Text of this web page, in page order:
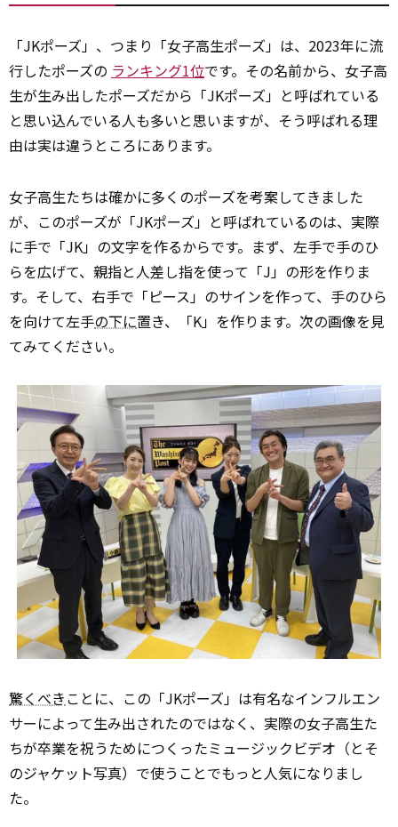
「JKポーズ」、つまり「女子高生ポーズ」は、2023年に流
行したポーズの ランキング1位です。その名前から、女子高
生が生み出したポーズだから「JKポーズ」と呼ばれている
と思い込んでいる人も多いと思いますが、そう呼ばれる理
由は実は違うところにあります。
女子高生たちは確かに多くのポーズを考案してきました
が、このポーズが「JKポーズ」と呼ばれているのは、実際
に手で「JK」の文字を作るからです。まず、左手で手のひ
らを広げて、親指と人差し指を使って「J」の形を作りま
す。そして、右手で「ピース」のサインを作って、手のひら
を向けて左手の下に置き、「K」を作ります。次の画像を見
てみてください。
驚くべきことに、この「JKポーズ」は有名なインフルエン
サーによって生み出されたのではなく、実際の女子高生た
ちが卒業を祝うためにつくったミュージックビデオ（とそ
のジャケット写真）で使うことでもっと人気になりまし
た。